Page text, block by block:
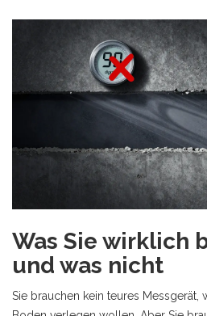
Was Sie wirklich
und was nicht
Sie brauchen kein teures Messgerät,